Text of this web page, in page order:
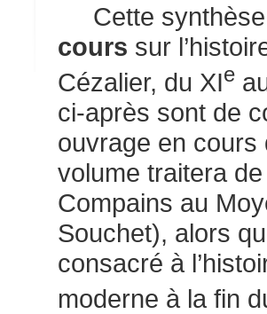
Cette synthèse
cours sur
Cézalier, du XIe
ci-après sont de
ouvrage en cours
volume traitera
Compains au
Souchet), alors
consacré à
moderne à la fin